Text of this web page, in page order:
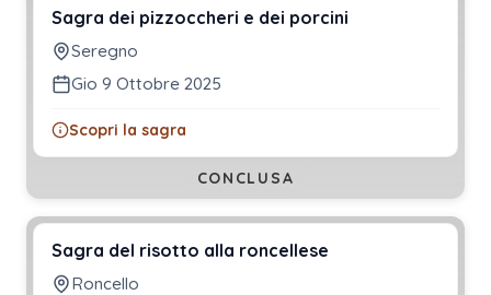
Sagra dei pizzoccheri e dei porcini
Seregno
Gio 9 Ottobre 2025
Scopri la sagra
CONCLUSA
Sagra del risotto alla roncellese
Roncello